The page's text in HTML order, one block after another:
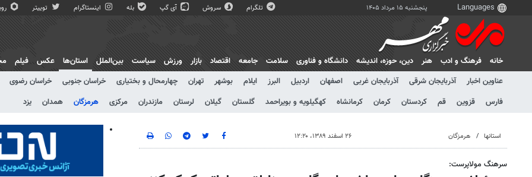
پنجشنبه ۱۵ مرداد ۱۴۰۵ تلگرام سروش آی گپ بله اینستاگرام توییتر
خانه فرهنگ و ادب هنر دين، حوزه، انديشه دانشگاه و فناوری سلامت جامعه اقتصاد بازار ورزش سیاست بین‌الملل
استان‌ها
عناوین اخبار
آذربایجان شرقی آذربایجان غربی اصفهان اردبیل البرز ایلام بوشهر تهران چهارمحال و بختیاری خراسان جنوبی خراسان رضوی
فارس
قزوین قم کردستان کرمان کرمانشاه کهگیلویه و بویراحمد گلستان گیلان لرستان مازندران مرکزی هرمزگان همدان یزد
عکس فیلم
استانها هرمزگان ۲۶ اسفند ۱۳۸۹، ۱۲:۲۰
سرهنگ مولاپرست: